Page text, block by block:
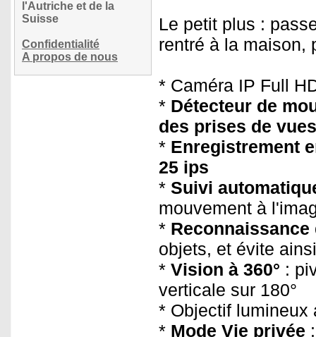
l'Autriche et de la
Suisse
Confidentialité
A propos de nous
Le petit plus :
rentré à la maison,
* Caméra IP Full
* Détecteur de
des prises de vues
* Enregistrement
25 ips
* Suivi
mouvement à
*
objets, et évite
* Vision à 360° :
verticale sur 180°
* Objectif lumineux
* Mode Vie privée